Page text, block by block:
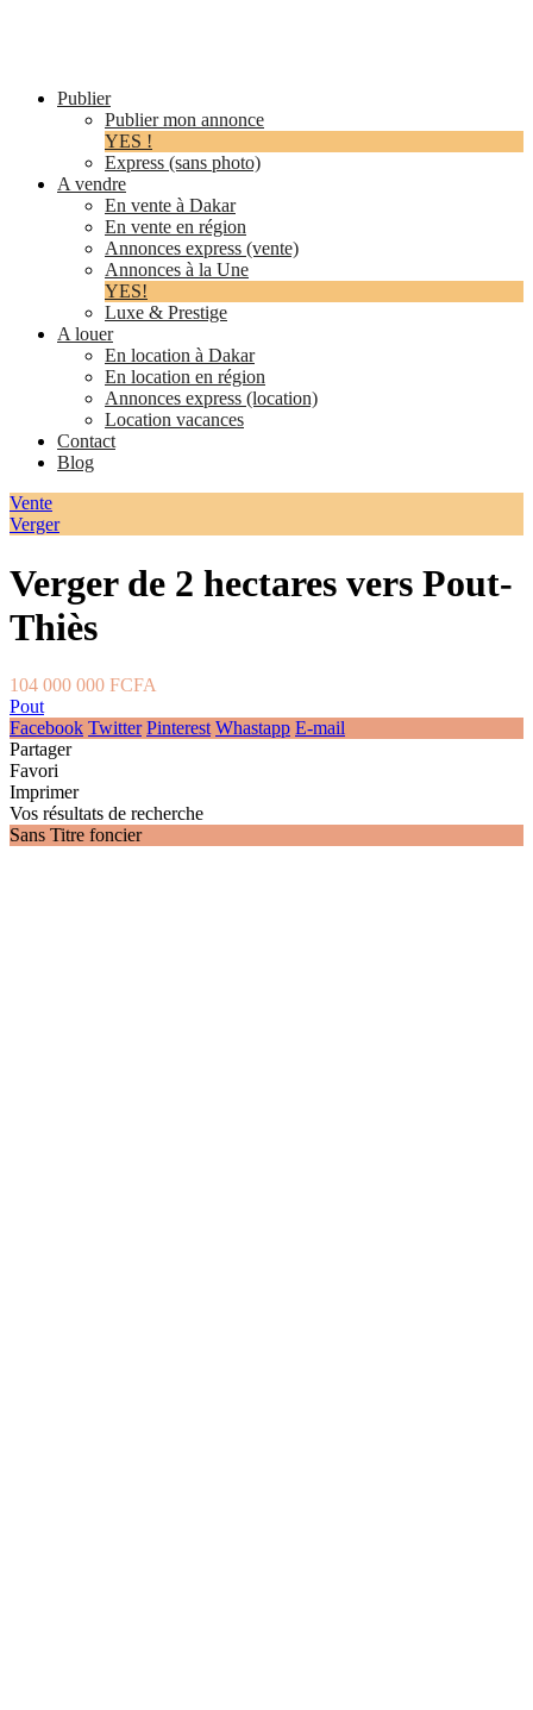
Publier
Publier mon annonce
YES !
Express (sans photo)
A vendre
En vente à Dakar
En vente en région
Annonces express (vente)
Annonces à la Une
YES!
Luxe & Prestige
A louer
En location à Dakar
En location en région
Annonces express (location)
Location vacances
Contact
Blog
Vente
Verger
Verger de 2 hectares vers Pout-
Thiès
104 000 000 FCFA
Pout
Facebook Twitter Pinterest Whastapp E-mail
Partager
Favori
Imprimer
Vos résultats de recherche
Sans Titre foncier